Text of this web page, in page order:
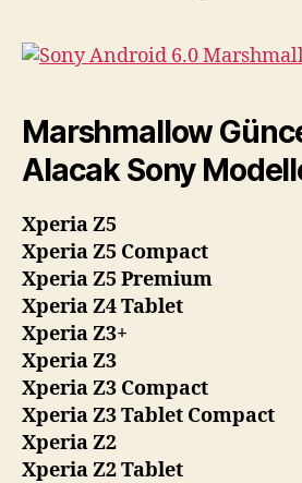
Marshmallow
Alacak Sony
Xperia Z5
Xperia Z5 Compact
Xperia Z5 Premium
Xperia Z4 Tablet
Xperia Z3+
Xperia Z3
Xperia Z3 Compact
Xperia Z3 Tablet Compact
Xperia Z2
Xperia Z2 Tablet